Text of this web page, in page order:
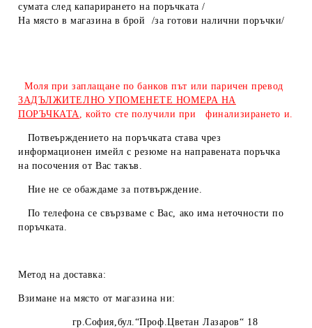
сумата след капарирането на поръчката /
На място в магазина в брой /за готови налични поръчки/
Моля при заплащане по банков път или паричен превод
ЗАДЪЛЖИТЕЛНО УПОМЕНЕТЕ НОМЕРА НА
ПОРЪЧКАТА, който сте получили при финализирането и.
Потвеърждението на поръчката става чрез
информационен имейл с резюме на направената поръчка
на посочения от Вас такъв.
Ние не се обаждаме за потвърждение.
По телефона се свързваме с Вас, ако има неточности по
поръчката.
Метод на доставка:
Взимане на място от магазина ни:
гр.София,бул.“Проф.Цветан Лазаров“ 18